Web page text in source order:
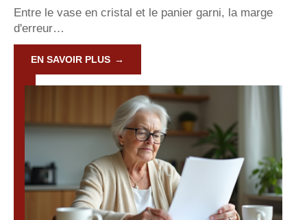
Entre le vase en cristal et le panier garni, la marge
d'erreur…
EN SAVOIR PLUS